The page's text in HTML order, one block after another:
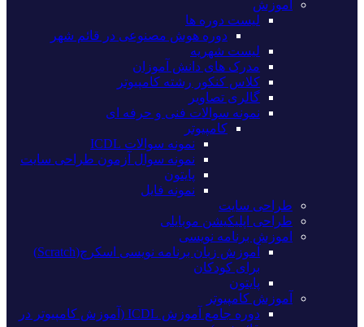
آموزش
لیست دوره ها
دوره هوش مصنوعی در قائم شهر
لیست شهریه
مدرک های دانش آموزان
کلاس کنکور رشته کامپیوتر
گالری تصاویر
نمونه سوالات فنی و حرفه ای
کامپیوتر
نمونه سوالات ICDL
نمونه سوال آزمون طراحی سایت
پایتون
نمونه فایل
طراحی سایت
طراحی اپلیکیشن موبایلی
اموزش برنامه نویسی
آموزش زبان برنامه نویسی اسکرچ(Scratch)
برای کودکان
پایتون
آموزش کامپیوتر
دوره جامع آموزش ICDL (آموزش کامپیوتر در